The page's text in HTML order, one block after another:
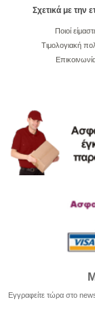
Σχετικά με την
Ποιοί
Τιμολογιακή
Εγγραφείτε τώρα στο